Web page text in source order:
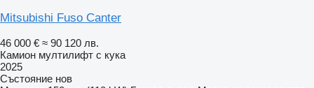
Mitsubishi Fuso Canter
46 000 € ≈ 90 120 лв.
Камион мултилифт с кука
2025
Състояние нов